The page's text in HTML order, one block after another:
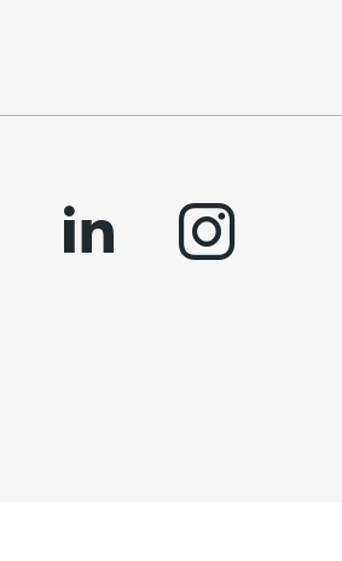
linkedin instagram